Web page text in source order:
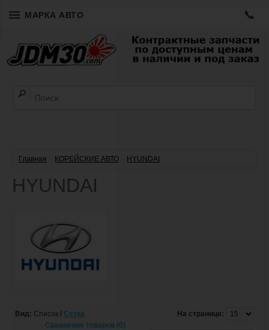
МАРКА АВТО 📞
Главная КОРЕЙСКИЕ АВТО HYUNDAI
HYUNDAI
Вид: Список / Сетка
На странице:
Сравнение товаров (0)